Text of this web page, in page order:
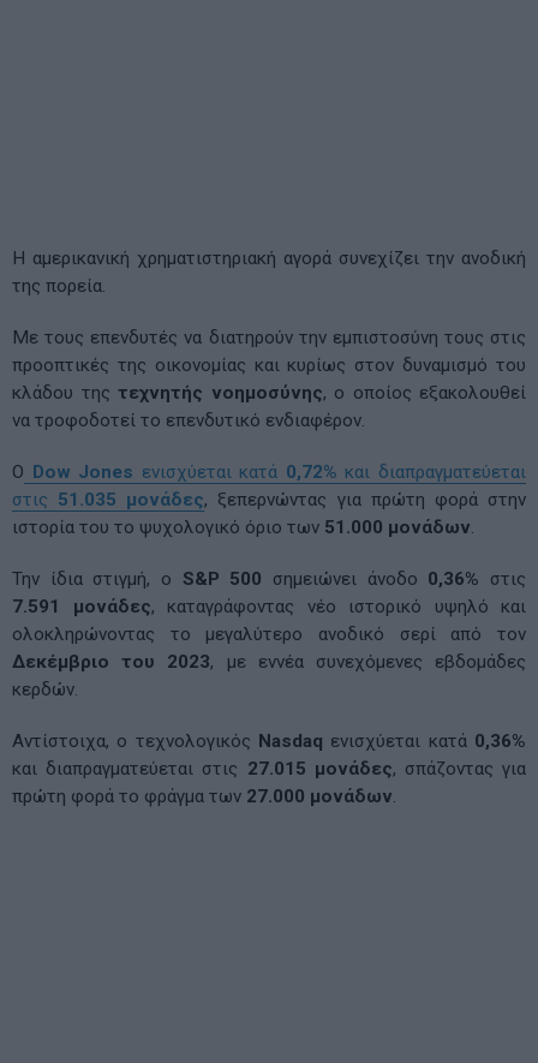
Η αμερικανική χρηματιστηριακή αγορά συνεχίζει την ανοδική
της πορεία.
Με τους επενδυτές να διατηρούν την εμπιστοσύνη τους στις
προοπτικές της οικονομίας και κυρίως στον δυναμισμό του
κλάδου της τεχνητής νοημοσύνης, ο οποίος εξακολουθεί
να τροφοδοτεί το επενδυτικό ενδιαφέρον.
Ο Dow Jones ενισχύεται κατά 0,72% και διαπραγματεύεται
στις 51.035 μονάδες, ξεπερνώντας για πρώτη φορά στην
ιστορία του το ψυχολογικό όριο των 51.000 μονάδων.
Την ίδια στιγμή, ο S&P 500 σημειώνει άνοδο 0,36% στις
7.591 μονάδες, καταγράφοντας νέο ιστορικό υψηλό και
ολοκληρώνοντας το μεγαλύτερο ανοδικό σερί από τον
Δεκέμβριο του 2023, με εννέα συνεχόμενες εβδομάδες
κερδών.
Αντίστοιχα, ο τεχνολογικός Nasdaq ενισχύεται κατά 0,36%
και διαπραγματεύεται στις 27.015 μονάδες, σπάζοντας για
πρώτη φορά το φράγμα των 27.000 μονάδων.